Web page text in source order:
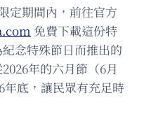
定期間內，前往官方
免費下載這份特
念特殊節日而推出的
年的六月節（6月
年底，讓民眾有充足時